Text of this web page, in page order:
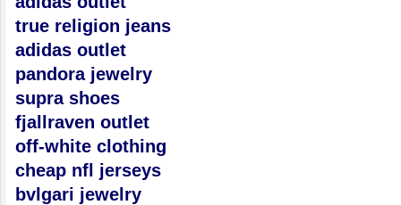
true religion jeans
adidas outlet
pandora jewelry
supra shoes
fjallraven outlet
off-white clothing
cheap nfl jerseys
bvlgari jewelry